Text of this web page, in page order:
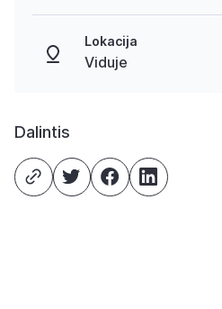
Lokacija
Viduje
Dalintis